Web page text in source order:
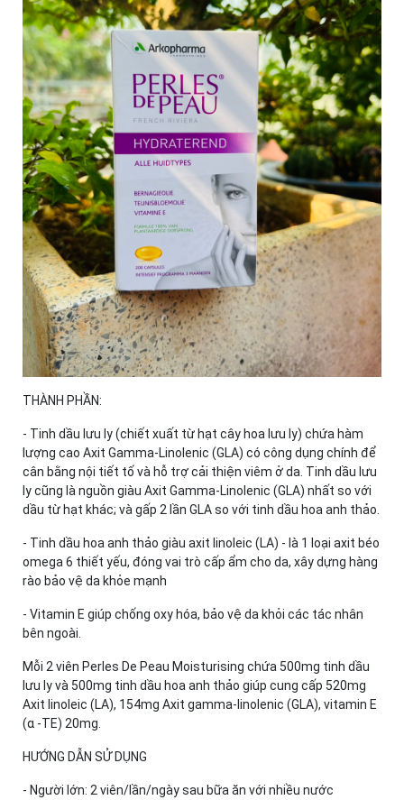
THÀNH PHẦN:
- Tinh dầu lưu ly (chiết xuất từ hạt cây hoa lưu ly) chứa hàm
lượng cao Axit Gamma-Linolenic (GLA) có công dụng chính để
cân bằng nội tiết tố và hỗ trợ cải thiện viêm ở da. Tinh dầu lưu
ly cũng là nguồn giàu Axit Gamma-Linolenic (GLA) nhất so với
dầu từ hạt khác; và gấp 2 lần GLA so với tinh dầu hoa anh thảo.
- Tinh dầu hoa anh thảo giàu axit linoleic (LA) - là 1 loại axit béo
omega 6 thiết yếu, đóng vai trò cấp ẩm cho da, xây dựng hàng
rào bảo vệ da khỏe mạnh
- Vitamin E giúp chống oxy hóa, bảo vệ da khỏi các tác nhân
bên ngoài.
Mỗi 2 viên Perles De Peau Moisturising chứa 500mg tinh dầu
lưu ly và 500mg tinh dầu hoa anh thảo giúp cung cấp 520mg
Axit linoleic (LA), 154mg Axit gamma-linolenic (GLA), vitamin E
(α -TE) 20mg.
HƯỚNG DẪN SỬ DỤNG
- Người lớn: 2 viên/lần/ngày sau bữa ăn với nhiều nước